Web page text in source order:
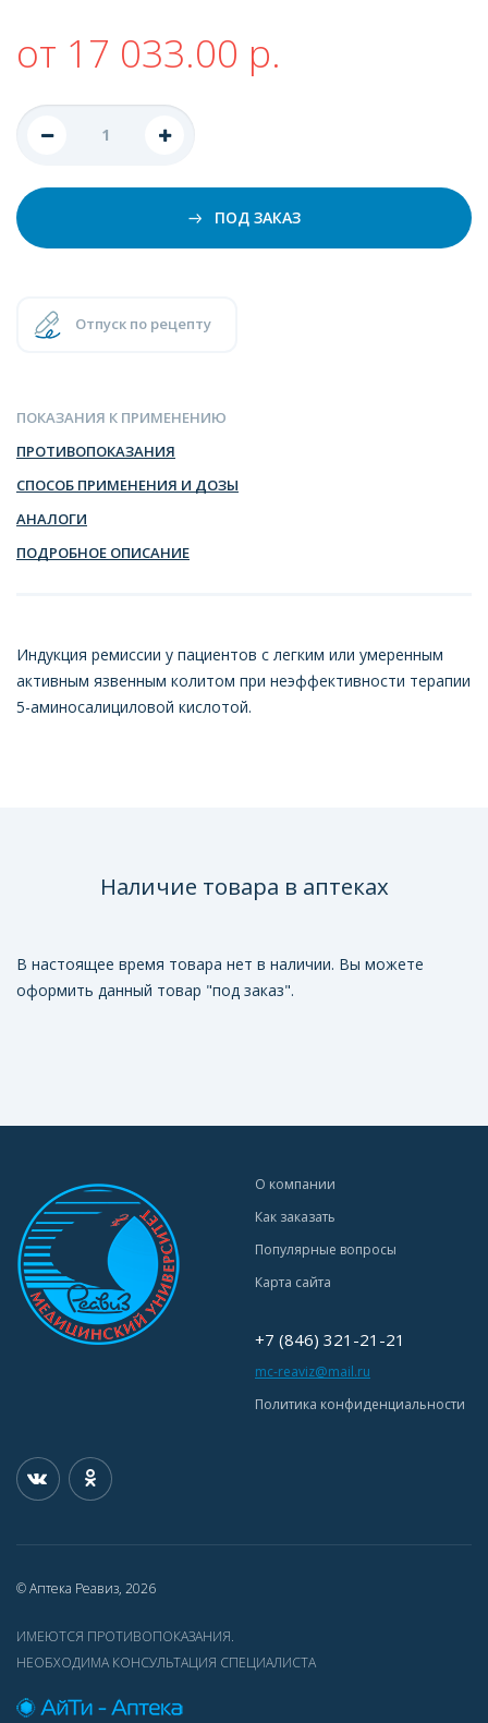
от 17 033.00 р.
ПОД ЗАКАЗ
Отпуск по рецепту
ПОКАЗАНИЯ К ПРИМЕНЕНИЮ
ПРОТИВОПОКАЗАНИЯ
СПОСОБ ПРИМЕНЕНИЯ И ДОЗЫ
АНАЛОГИ
ПОДРОБНОЕ ОПИСАНИЕ
Индукция ремиссии у пациентов с легким или умеренным
активным язвенным колитом при неэффективности терапии
5-аминосалициловой кислотой.
Наличие товара в аптеках
В настоящее время товара нет в наличии. Вы можете
оформить данный товар "под заказ".
О компании
Как заказать
Популярные вопросы
Карта сайта
+7 (846) 321-21-21
mc-reaviz@mail.ru
Политика конфиденциальности
© Аптека Реавиз, 2026
ИМЕЮТСЯ ПРОТИВОПОКАЗАНИЯ.
НЕОБХОДИМА КОНСУЛЬТАЦИЯ СПЕЦИАЛИСТА